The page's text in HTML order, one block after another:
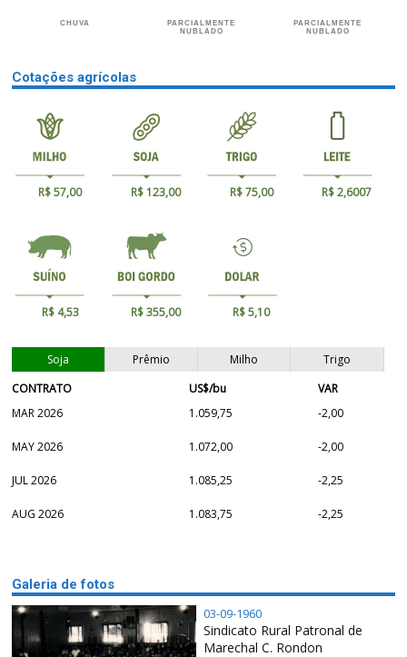
CHUVA
PARCIALMENTE
NUBLADO
PARCIALMENTE
NUBLADO
Cotações agrícolas
R$ 57,00 R$ 123,00 R$ 75,00 R$ 2,6007
R$ 4,53 R$ 355,00 R$ 5,10
Soja Prêmio Milho
Trigo
CONTRATO
US$/bu
VAR
MAR 2026
1.059,75 -2,00
MAY 2026 1.072,00 -2,00
JUL 2026 1.085,25 -2,25
AUG 2026 1.083,75 -2,25
Galeria de fotos
03-09-1960
Sindicato Rural Patronal de
Marechal C. Rondon